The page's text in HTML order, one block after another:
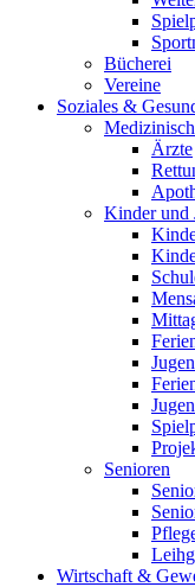
Bücherei
Vereine
Soziales &
Ärzte
Kinder und
Senioren
Wirtschaft &